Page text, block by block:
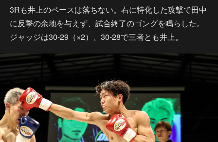
3Rも井上のペースは落ちない。右に特化した攻撃で田中
に反撃の余地を与えず、試合終了のゴングを鳴らした。
ジャッジは30-29（×2）、30-28で三者とも井上。